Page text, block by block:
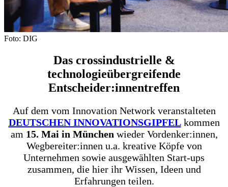
Foto: DIG
Das crossindustrielle &
technologieübergreifende
Entscheider:innentreffen
Auf dem vom Innovation Network veranstalteten
DEUTSCHEN INNOVATIONSGIPFELkommen
am 15. Mai in München wieder Vordenker:innen,
Wegbereiter:innen u.a. kreative Köpfe von
Unternehmen sowie ausgewählten Start-ups
zusammen, die hier ihr Wissen, Ideen und
Erfahrungen teilen.